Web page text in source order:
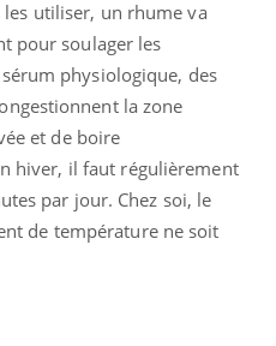
utiliser, un rhume va
pour soulager les
physiologique, des
la zone
et de boire
hiver, il faut régulièrement
par jour. Chez soi, le
de température ne soit